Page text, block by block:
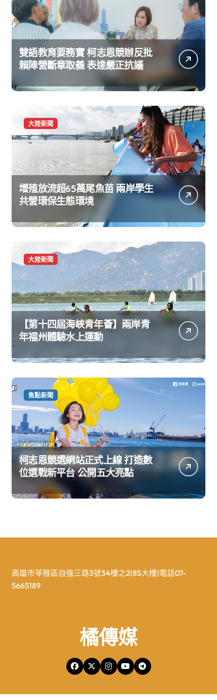
雙語教育要務實 柯志恩競辦反批
賴陣營斷章取義 表達嚴正抗議
大陸新聞
增殖放流超65萬尾魚苗 兩岸學生
共營環保生態環境
大陸新聞
【第十四屆海峽青年薈】兩岸青
年福州體驗水上運動
焦點新聞
柯志恩競選網站正式上線 打造數
位選戰新平台 公開五大亮點
高雄市苓雅區自強三路3號34樓之2(85大樓)電話07-
5665189
橘傳媒